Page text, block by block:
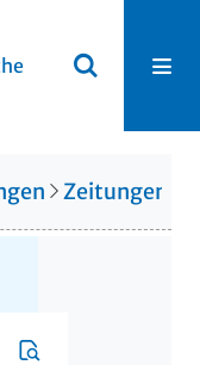
Zeitungen